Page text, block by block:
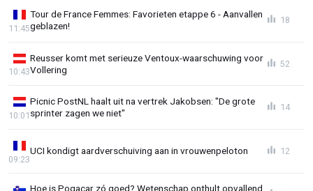
Tour de France Femmes: Favorieten etappe 6 - Aanvallen
geblazen!
11:45
18
Reusser komt met serieuze Ventoux-waarschuwing voor
Vollering
10:43
52
Picnic PostNL haalt uit na vertrek Jakobsen: "De grote
sprinter zagen we niet"
10:01
14
UCI kondigt aardverschuiving aan in vrouwenpeloton
09:23
12
Hoe is Pogacar zó goed? Wetenschap onthult opvallend